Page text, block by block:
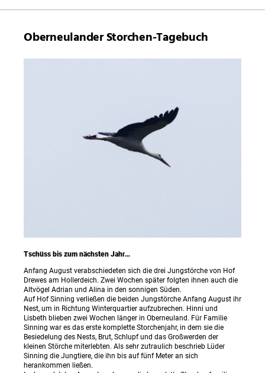
Oberneulander Storchen-Tagebuch
Tschüss bis zum nächsten Jahr…
Anfang August verabschiedeten sich die drei Jungstörche von Hof
Drewes am Hollerdeich. Zwei Wochen später folgten ihnen auch die
Altvögel Adrian und Alina in den sonnigen Süden.
Auf Hof Sinning verließen die beiden Jungstörche Anfang August ihr
Nest, um in Richtung Winterquartier aufzubrechen. Hinni und
Lisbeth blieben zwei Wochen länger in Oberneuland. Für Familie
Sinning war es das erste komplette Storchenjahr, in dem sie die
Besiedelung des Nests, Brut, Schlupf und das Großwerden der
kleinen Störche miterlebten. Als sehr zutraulich beschrieb Lüder
Sinning die Jungtiere, die ihn bis auf fünf Meter an sich
herankommen ließen.